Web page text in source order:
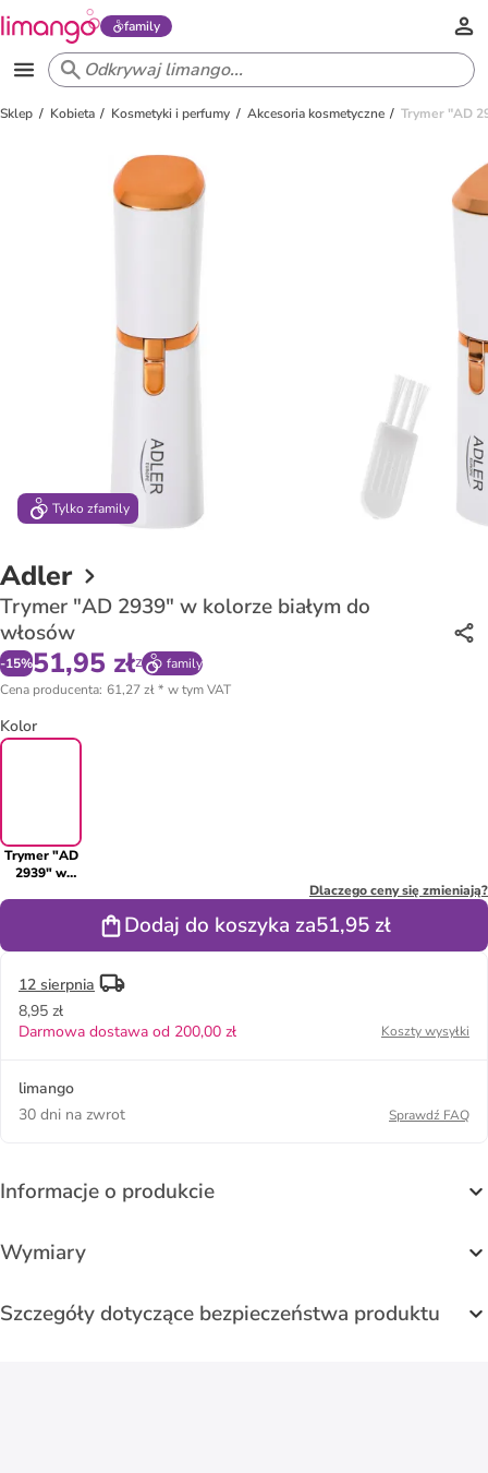
family
Sklep Kobieta Kosmetyki i perfumy Akcesoria kosmetyczne Trymer "AD
Tylko zfamily
Adler
Trymer "AD 2939" w kolorze białym do
włosów
-15%51,95 złz
family
Cena producenta: 61,27 zł* w tym VAT
Kolor
Trymer "AD
2939" w
Dlaczego ceny się zmieniają?
Dodaj do koszyka za51,95 zł
12 sierpnia
8,95 zł
Darmowa dostawa od 200,00 zł
Koszty wysyłki
limango
30 dni na zwrot
Sprawdź FAQ
Informacje o produkcie
Wymiary
Szczegóły dotyczące bezpieczeństwa produktu